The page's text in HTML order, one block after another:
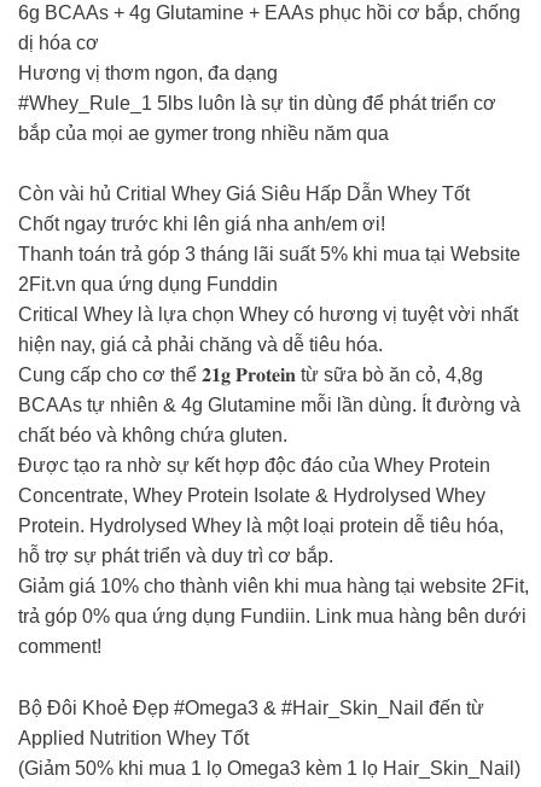
6g BCAAs + 4g Glutamine + EAAs phục hồi cơ bắp, chống
dị hóa cơ
Hương vị thơm ngon, đa dạng
#Whey_Rule_1 5lbs luôn là sự tin dùng để phát triển cơ
bắp của mọi ae gymer trong nhiều năm qua
Còn vài hủ Critial Whey Giá Siêu Hấp Dẫn Whey Tốt
Chốt ngay trước khi lên giá nha anh/em ơi!
Thanh toán trả góp 3 tháng lãi suất 5% khi mua tại Website
2Fit.vn qua ứng dụng Funddin
Critical Whey là lựa chọn Whey có hương vị tuyệt vời nhất
hiện nay, giá cả phải chăng và dễ tiêu hóa.
Cung cấp cho cơ thể 𝟐𝟏𝐠 𝐏𝐫𝐨𝐭𝐞𝐢𝐧 từ sữa bò ăn cỏ, 4,8g
BCAAs tự nhiên & 4g Glutamine mỗi lần dùng. Ít đường và
chất béo và không chứa gluten. ⁣
Được tạo ra nhờ sự kết hợp độc đáo của Whey Protein
Concentrate, Whey Protein Isolate & Hydrolysed Whey
Protein. Hydrolysed Whey là một loại protein dễ tiêu hóa,
hỗ trợ sự phát triển và duy trì cơ bắp.
Giảm giá 10% cho thành viên khi mua hàng tại website 2Fit,
trả góp 0% qua ứng dụng Fundiin. Link mua hàng bên dưới
comment!
Bộ Đôi Khoẻ Đẹp #Omega3 & #Hair_Skin_Nail đến từ
Applied Nutrition Whey Tốt
(Giảm 50% khi mua 1 lọ Omega3 kèm 1 lọ Hair_Skin_Nail)